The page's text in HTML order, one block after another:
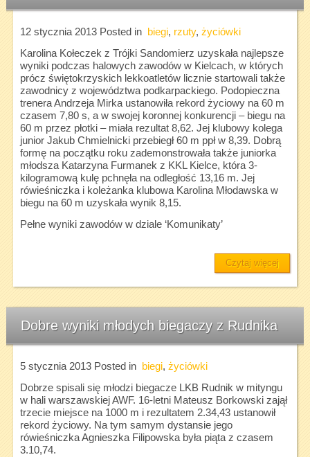
12 stycznia 2013Posted in biegi, rzuty, życiówki
Karolina Kołeczek z Trójki Sandomierz uzyskała najlepsze
wyniki podczas halowych zawodów w Kielcach, w których
prócz świętokrzyskich lekkoatletów licznie startowali także
zawodnicy z województwa podkarpackiego. Podopieczna
trenera Andrzeja Mirka ustanowiła rekord życiowy na 60 m
czasem 7,80 s, a w swojej koronnej konkurencji – biegu na
60 m przez płotki – miała rezultat 8,62. Jej klubowy kolega
junior Jakub Chmielnicki przebiegł 60 m ppł w 8,39. Dobrą
formę na początku roku zademonstrowała także juniorka
młodsza Katarzyna Furmanek z KKL Kielce, która 3-
kilogramową kulę pchnęła na odległość 13,16 m. Jej
rówieśniczka i koleżanka klubowa Karolina Młodawska w
biegu na 60 m uzyskała wynik 8,15.
Pełne wyniki zawodów w dziale ‘Komunikaty’
Czytaj więcej
Dobre wyniki młodych biegaczy z Rudnika
5 stycznia 2013Posted in biegi, życiówki
Dobrze spisali się młodzi biegacze LKB Rudnik w mityngu
w hali warszawskiej AWF. 16-letni Mateusz Borkowski zajął
trzecie miejsce na 1000 m i rezultatem 2.34,43 ustanowił
rekord życiowy. Na tym samym dystansie jego
rówieśniczka Agnieszka Filipowska była piąta z czasem
3.10,74.